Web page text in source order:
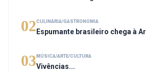
02CULINÁRIA/GASTRONOMIA
Espumante brasileiro chega à
03 MÚSICA/ARTE/CULTURA
Vivências...